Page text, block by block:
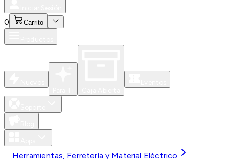
0 Carrito
Herramientas, Ferretería y Material Eléctrico